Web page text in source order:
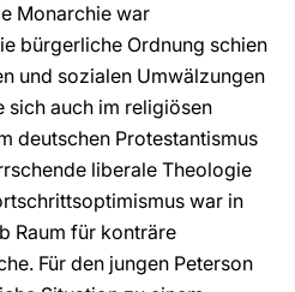
Monarchie war
bürgerliche Ordnung schien
und sozialen Umwälzungen
sich auch im religiösen
deutschen Protestantismus
liberale Theologie
war in
Raum für konträre
Für den jungen Peterson